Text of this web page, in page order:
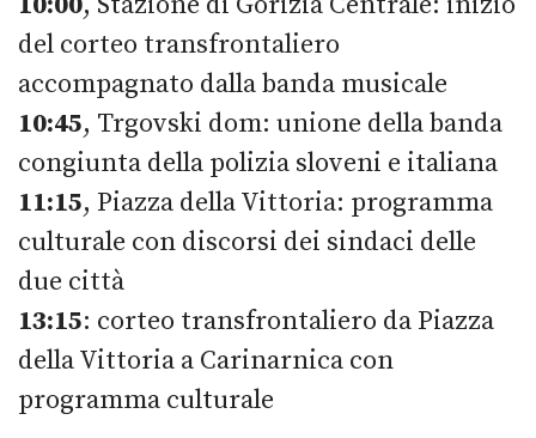
del corteo transfrontaliero
accompagnato dalla banda musicale
10:45, Trgovski dom: unione della banda
congiunta della polizia sloveni e italiana
11:15, Piazza della Vittoria: programma
culturale con discorsi dei sindaci delle
due città
13:15: corteo transfrontaliero da Piazza
della Vittoria a Carinarnica con
programma culturale